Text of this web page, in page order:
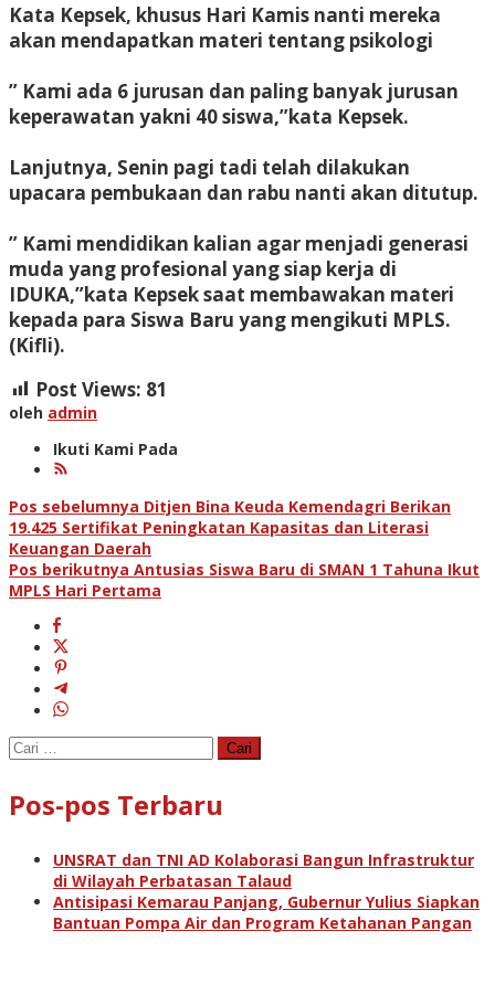
Kata Kepsek, khusus Hari Kamis nanti mereka
akan mendapatkan materi tentang psikologi
” Kami ada 6 jurusan dan paling banyak jurusan
keperawatan yakni 40 siswa,”kata Kepsek.
Lanjutnya, Senin pagi tadi telah dilakukan
upacara pembukaan dan rabu nanti akan ditutup.
” Kami mendidikan kalian agar menjadi generasi
muda yang profesional yang siap kerja di
IDUKA,”kata Kepsek saat membawakan materi
kepada para Siswa Baru yang mengikuti MPLS.
(Kifli).
Post Views: 81
oleh admin
Ikuti Kami Pada
Navigasi
pos
Pos sebelumnya Ditjen Bina Keuda Kemendagri Berikan
19.425 Sertifikat Peningkatan Kapasitas dan Literasi
Keuangan Daerah
Pos berikutnya Antusias Siswa Baru di SMAN 1 Tahuna Ikut
MPLS Hari Pertama
Cari
Pos-pos Terbaru
UNSRAT dan TNI AD Kolaborasi Bangun Infrastruktur
di Wilayah Perbatasan Talaud
Antisipasi Kemarau Panjang, Gubernur Yulius Siapkan
Bantuan Pompa Air dan Program Ketahanan Pangan